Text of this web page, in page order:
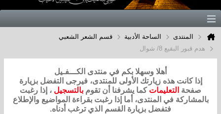
المنتدى الساحة الأدبية
قسم الشعر الشعبي
هدم قبور البقيع 8/ شوال
أهلا وسهلا بكم في منتدى الكـــفـيل
إذا كانت هذه زيارتك الأولى للمنتدى، فيرجى التفضل بزيارة
صفحة التعليمات كما يشرفنا أن تقوم بالتسجيل ، إذا رغبت
بالمشاركة في المنتدى، أما إذا رغبت بقراءة المواضيع والإطلاع
فتفضل بزيارة القسم الذي ترغب أدناه.